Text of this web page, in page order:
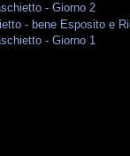
- Giorno 2
- bene Esposito e
- Giorno 1